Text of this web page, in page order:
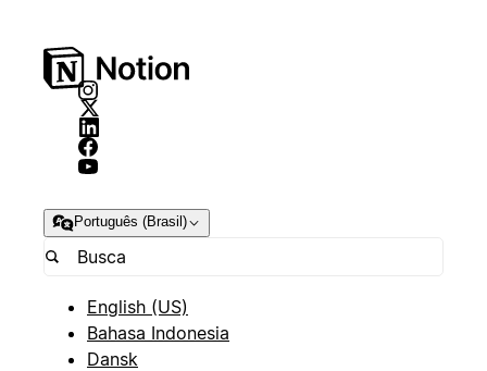
Português (Brasil)
English (US)
Bahasa Indonesia
Dansk